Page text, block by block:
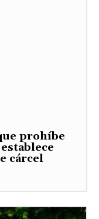
prohíbe
cárcel